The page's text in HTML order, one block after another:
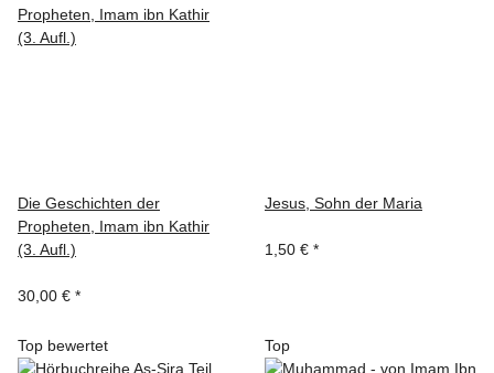
Die Geschichten der
Propheten, Imam ibn Kathir
(3. Aufl.)
30,00 € *
Jesus, Sohn der Maria
1,50 € *
Top bewertet Top